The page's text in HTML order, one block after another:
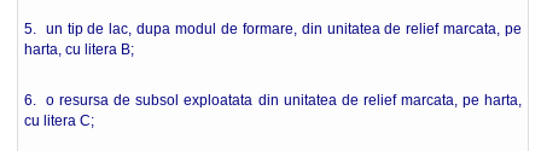
5. un tip de lac, dupa modul de formare, din unitatea de relief marcata, pe
harta, cu litera B;
6. o resursa de subsol exploatata din unitatea de relief marcata, pe harta,
cu litera C;